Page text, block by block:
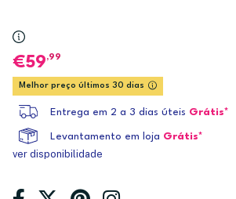
59,99
Melhor preço últimos 30 dias
Entrega em 2 a 3 dias úteis Grátis*
Levantamento em loja Grátis*
ver disponibilidade